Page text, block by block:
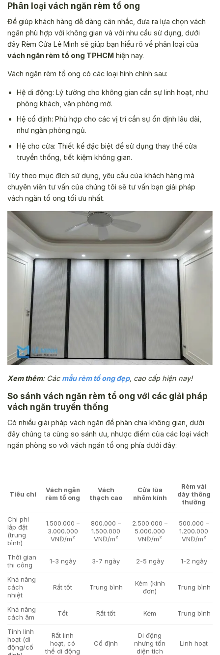
Phân loại vách ngăn rèm tổ ong
Để giúp khách hàng dễ dàng cân nhắc, đưa ra lựa chọn vách
ngăn phù hợp với không gian và với nhu cầu sử dụng, dưới
đây Rèm Cửa Lê Minh sẽ giúp bạn hiểu rõ về phân loại của
vách ngăn rèm tổ ong TPHCM hiện nay.
Vách ngăn rèm tổ ong có các loại hình chính sau:
Hệ di động: Lý tưởng cho không gian cần sự linh hoạt, như
phòng khách, văn phòng mở.
Hệ cố định: Phù hợp cho các vị trí cần sự ổn định lâu dài,
như ngăn phòng ngủ.
Hệ cho cửa: Thiết kế đặc biệt để sử dụng thay thế cửa
truyền thống, tiết kiệm không gian.
Tùy theo mục đích sử dụng, yêu cầu của khách hàng mà
chuyên viên tư vấn của chúng tôi sẽ tư vấn bạn giải pháp
vách ngăn tổ ong tối ưu nhất.
Xem thêm: Các mẫu rèm tổ ong đẹp, cao cấp hiện nay!
So sánh vách ngăn rèm tổ ong với các giải pháp
vách ngăn truyền thống
Có nhiều giải pháp vách ngăn để phân chia không gian, dưới
đây chúng ta cùng so sánh ưu, nhược điểm của các loại vách
ngăn phòng so với vách ngăn tổ ong phía dưới đây:
Tiêu chí
Vách ngăn
rèm tổ ong
Vách
thạch cao
Cửa lùa
nhôm kính
Rèm vải
dày thông
thường
Chi phí
lắp đặt
(trung
bình)
1.500.000 –
3.000.000
VNĐ/m²
800.000 –
1.500.000
VNĐ/m²
2.500.000 –
5.000.000
VNĐ/m²
500.000 –
1.200.000
VNĐ/m²
Thời gian
thi công
1-3 ngày 3-7 ngày 2-5 ngày 1-2 ngày
Khả năng
cách
nhiệt
Rất tốt Trung bình
Kém (kính
đơn)
Trung bình
Khả năng
cách âm
Tốt Rất tốt Kém Trung bình
Tính linh
hoạt (di
động/cố
Rất linh
hoạt, có
thể di động
Cố định
Di động
nhưng tốn
diện tích
Linh hoạt